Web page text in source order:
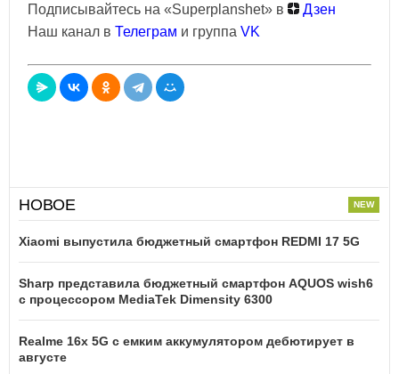
Подписывайтесь на «Superplanshet» в
Дзен
Наш канал в Телеграм и группа VK
НОВОЕ
Xiaomi выпустила бюджетный смартфон REDMI 17 5G
Sharp представила бюджетный смартфон AQUOS wish6
с процессором MediaTek Dimensity 6300
Realme 16x 5G с емким аккумулятором дебютирует в
августе